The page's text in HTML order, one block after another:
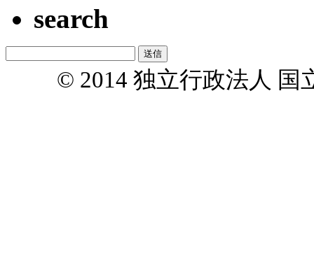
search
© 2014 独立行政法人 国